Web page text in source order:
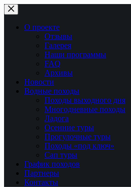
Перейти
к
сути
О проекте
Отзывы
Галерея
Наши программы
FAQ
Архивы
Новости
Водные походы
Походы выходного дня
Многодневные походы
Ладога
Осенние туры
Прогулочные туры
Походы «под ключ»
Сап туры
График походов
Партнеры
Контакты